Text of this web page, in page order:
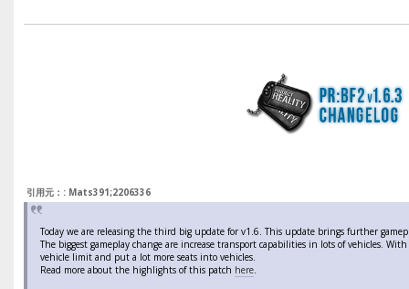
引用元：: Mats391;2206336
Today we are releasing the third big update for v1.6. This update brings further
The biggest gameplay change are increase transport capabilities in lots of vehicles.
vehicle limit and put a lot more seats into vehicles.
Read more about the highlights of this patch here.